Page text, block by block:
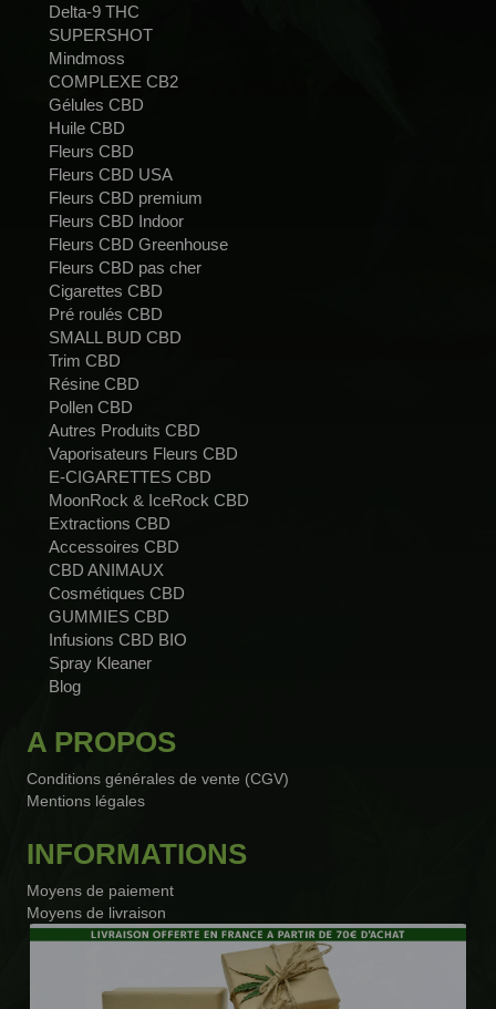
Delta-9 THC
SUPERSHOT
Mindmoss
COMPLEXE CB2
Gélules CBD
Huile CBD
Fleurs CBD
Fleurs CBD USA
Fleurs CBD premium
Fleurs CBD Indoor
Fleurs CBD Greenhouse
Fleurs CBD pas cher
Cigarettes CBD
Pré roulés CBD
SMALL BUD CBD
Trim CBD
Résine CBD
Pollen CBD
Autres Produits CBD
Vaporisateurs Fleurs CBD
E-CIGARETTES CBD
MoonRock & IceRock CBD
Extractions CBD
Accessoires CBD
CBD ANIMAUX
Cosmétiques CBD
GUMMIES CBD
Infusions CBD BIO
Spray Kleaner
Blog
A PROPOS
Conditions générales de vente (CGV)
Mentions légales
INFORMATIONS
Moyens de paiement
Moyens de livraison